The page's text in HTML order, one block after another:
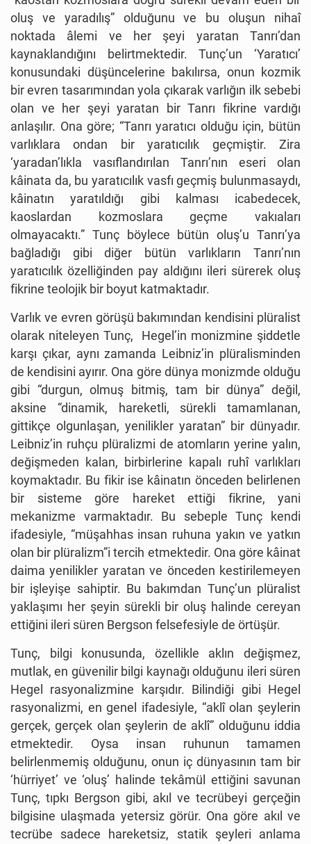
oluş ve yaradılış” olduğunu ve bu oluşun nihaî
noktada âlemi ve her şeyi yaratan Tanrı’dan
kaynaklandığını belirtmektedir. Tunç’un ‘Yaratıcı’
konusundaki düşüncelerine bakılırsa, onun kozmik
bir evren tasarımından yola çıkarak varlığın ilk sebebi
olan ve her şeyi yaratan bir Tanrı fikrine vardığı
anlaşılır. Ona göre; “Tanrı yaratıcı olduğu için, bütün
varlıklara ondan bir yaratıcılık geçmiştir. Zira
‘yaradan’lıkla vasıflandırılan Tanrı’nın eseri olan
kâinata da, bu yaratıcılık vasfı geçmiş bulunmasaydı,
kâinatın yaratıldığı gibi kalması icabedecek,
kaoslardan kozmoslara geçme vakıaları
olmayacaktı.” Tunç böylece bütün oluş’u Tanrı’ya
bağladığı gibi diğer bütün varlıkların Tanrı’nın
yaratıcılık özelliğinden pay aldığını ileri sürerek oluş
fikrine teolojik bir boyut katmaktadır.
Varlık ve evren görüşü bakımından kendisini plüralist
olarak niteleyen Tunç, Hegel’in monizmine şiddetle
karşı çıkar, aynı zamanda Leibniz’in plüralisminden
de kendisini ayırır. Ona göre dünya monizmde olduğu
gibi “durgun, olmuş bitmiş, tam bir dünya” değil,
aksine “dinamik, hareketli, sürekli tamamlanan,
gittikçe olgunlaşan, yenilikler yaratan” bir dünyadır.
Leibniz’in ruhçu plüralizmi de atomların yerine yalın,
değişmeden kalan, birbirlerine kapalı ruhî varlıkları
koymaktadır. Bu fikir ise kâinatın önceden belirlenen
bir sisteme göre hareket ettiği fikrine, yani
mekanizme varmaktadır. Bu sebeple Tunç kendi
ifadesiyle, “müşahhas insan ruhuna yakın ve yatkın
olan bir plüralizm”i tercih etmektedir. Ona göre kâinat
daima yenilikler yaratan ve önceden kestirilemeyen
bir işleyişe sahiptir. Bu bakımdan Tunç’un plüralist
yaklaşımı her şeyin sürekli bir oluş halinde cereyan
ettiğini ileri süren Bergson felsefesiyle de örtüşür.
Tunç, bilgi konusunda, özellikle aklın değişmez,
mutlak, en güvenilir bilgi kaynağı olduğunu ileri süren
Hegel rasyonalizmine karşıdır. Bilindiği gibi Hegel
rasyonalizmi, en genel ifadesiyle, “aklî olan şeylerin
gerçek, gerçek olan şeylerin de aklî” olduğunu iddia
etmektedir. Oysa insan ruhunun tamamen
belirlenmemiş olduğunu, onun iç dünyasının tam bir
‘hürriyet’ ve ‘oluş’ halinde tekâmül ettiğini savunan
Tunç, tıpkı Bergson gibi, akıl ve tecrübeyi gerçeğin
bilgisine ulaşmada yetersiz görür. Ona göre akıl ve
tecrübe sadece hareketsiz, statik şeyleri anlama